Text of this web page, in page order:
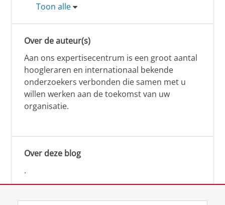
Toon alle
Over de auteur(s)
Aan ons expertisecentrum is een groot aantal
hoogleraren en internationaal bekende
onderzoekers verbonden die samen met u
willen werken aan de toekomst van uw
organisatie.
Over deze blog
.